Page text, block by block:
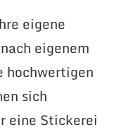
eigene
eigenem
hochwertigen
sich
eine Stickerei